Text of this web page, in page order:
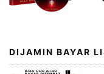
DIJAMIN BAYAR